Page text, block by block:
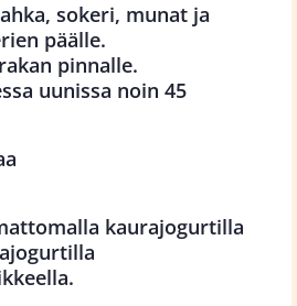
sokeri, munat ja
päälle.
pinnalle.
uunissa noin 45
kaurajogurtilla